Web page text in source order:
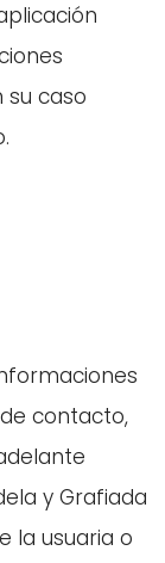
su caso
contacto,
y Grafiada
la usuaria o